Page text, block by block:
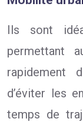
Ils sont
permettant
rapidement
d’éviter les
temps de